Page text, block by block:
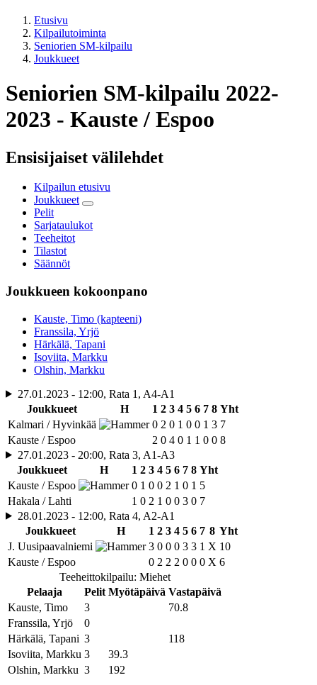
Etusivu
Kilpailutoiminta
Seniorien SM-kilpailu
Joukkueet
Seniorien SM-kilpailu 2022-
2023 - Kauste / Espoo
Ensisijaiset välilehdet
Kilpailun etusivu
Joukkueet
Pelit
Sarjataulukot
Teeheitot
Tilastot
Säännöt
Joukkueen kokoonpano
Kauste, Timo (kapteeni)
Franssila, Yrjö
Härkälä, Tapani
Isoviita, Markku
Olshin, Markku
27.01.2023 - 12:00, Rata 1, A4-A1
Joukkueet
H 1 2 3 4 5 6 7 8 Yht
Kalmari / Hyvinkää
0 2 0 1 0 0 1 3 7
Kauste / Espoo
2 0 4 0 1 1 0 0 8
27.01.2023 - 20:00, Rata 3, A1-A3
Joukkueet
H 1 2 3 4 5 6 7 8 Yht
Kauste / Espoo
0 1 0 0 2 1 0 1 5
Hakala / Lahti
1 0 2 1 0 0 3 0 7
28.01.2023 - 12:00, Rata 4, A2-A1
Joukkueet
H 1 2 3 4 5 6 7 8 Yht
J. Uusipaavalniemi
3 0 0 0 3 3 1 X 10
Kauste / Espoo
0 2 2 2 0 0 0 X 6
Teeheittokilpailu: Miehet
Pelaaja
Pelit Myötäpäivä Vastapäivä
Kauste, Timo
3
70.8
Franssila, Yrjö
0
Härkälä, Tapani 3
118
Isoviita, Markku 3
39.3
Olshin, Markku 3 192